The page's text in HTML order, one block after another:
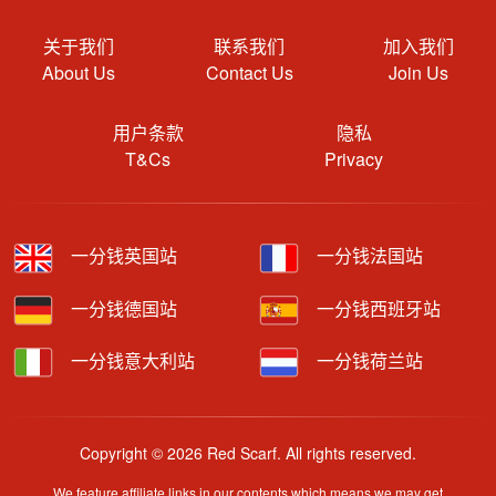
关于我们
About Us
联系我们
Contact Us
加入我们
Join Us
用户条款
T&Cs
隐私
Privacy
一分钱英国站 一分钱法国站
一分钱德国站 一分钱西班牙站
一分钱意大利站 一分钱荷兰站
Copyright © 2026 Red Scarf. All rights reserved.